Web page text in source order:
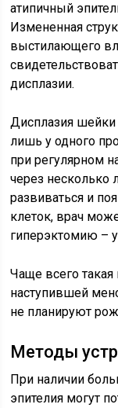
атипичный
Измененная
выстилающего
дисплазии.
Дисплазия
лишь у одного
при регулярном
через несколько
развиваться и
клеток, врач
гиперэктомию –
Чаще всего
наступившей
не планируют
Методы
При наличии
эпителия могут